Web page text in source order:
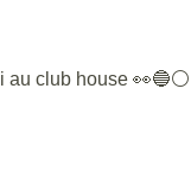
au club house 👀🔵⚪